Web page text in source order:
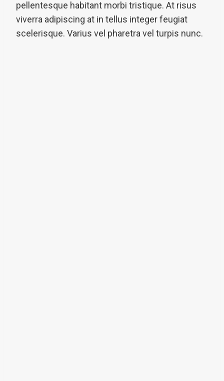
pellentesque habitant morbi tristique. At risus
viverra adipiscing at in tellus integer feugiat
scelerisque. Varius vel pharetra vel turpis nunc.